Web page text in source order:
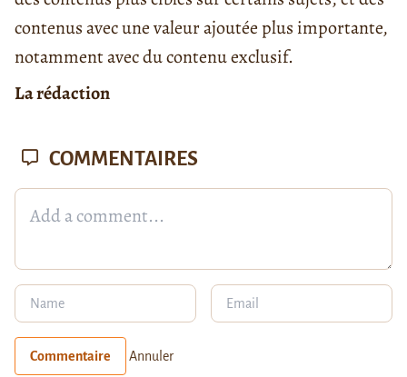
contenus avec une valeur ajoutée plus importante,
notamment avec du contenu exclusif.
La rédaction
COMMENTAIRES
Commentaire Annuler